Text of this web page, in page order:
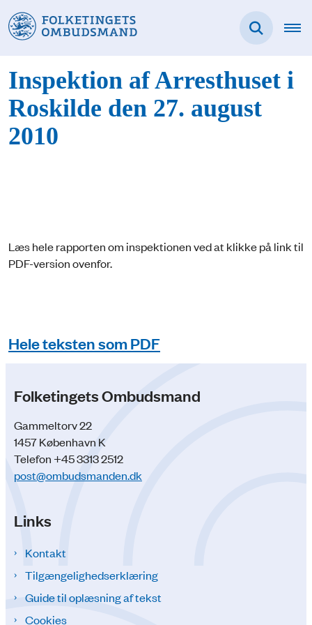
Inspektion af Arresthuset i
Roskilde den 27. august
2010
Læs hele rapporten om inspektionen ved at klikke på link til
PDF-version ovenfor.
Hele teksten som PDF
Folketingets Ombudsmand
Gammeltorv 22
1457 København K
Telefon +45 3313 2512
post@ombudsmanden.dk
Links
Kontakt
Tilgængelighedserklæring
Guide til oplæsning af tekst
Cookies